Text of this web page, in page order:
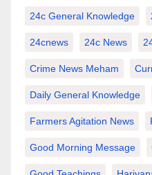
24c General Knowledge
24cnews 24c News
Crime News Meham
Daily General Knowledge
Farmers Agitation News
Good Morning Message